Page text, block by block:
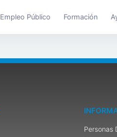
Empleo Público Formación
Personas